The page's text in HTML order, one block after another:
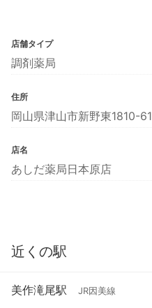
店舗タイプ
調剤薬局
住所
岡山県津山市新野東1810-61
店名
あしだ薬局日本原店
近くの駅
美作滝尾駅 JR因美線